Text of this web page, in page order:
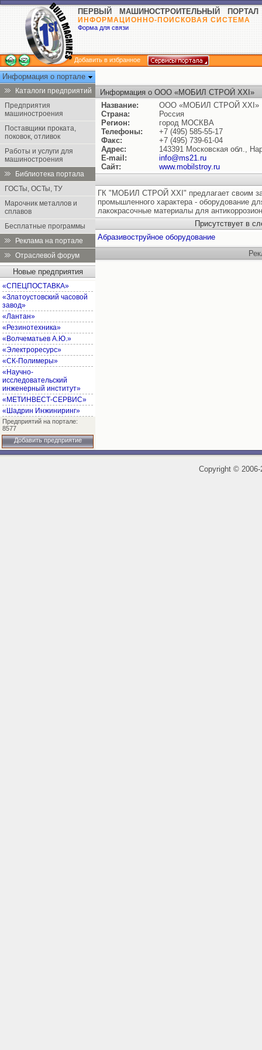
ПЕРВЫЙ МАШИНОСТРОИТЕЛЬНЫЙ ПОРТАЛ
ИНФОРМАЦИОННО-ПОИСКОВАЯ СИСТЕМА
Форма для связи
Добавить в избранное
Информация о портале
Каталоги предприятий
Предприятия
машиностроения
Поставщики проката,
поковок, отливок
Работы и услуги для
машиностроения
Библиотека портала
ГОСТы, ОСТы, ТУ
Марочник металлов и
сплавов
Бесплатные программы
Реклама на портале
Отраслевой форум
Новые предприятия
«СПЕЦПОСТАВКА»
«Златоустовский часовой
завод»
«Лантан»
«Резинотехника»
«Волчематьев А.Ю.»
«Электроресурс»
«СК-Полимеры»
«Научно-
исследовательский
инженерный институт»
«МЕТИНВЕСТ-СЕРВИС»
«Шадрин Инжиниринг»
Предприятий на портале:
8577
Добавить предприятие
Информация о ООО «МОБИЛ СТРОЙ XXI»
Название:
ООО «МОБИЛ СТРОЙ XXI»
Страна:
Россия
Регион:
город МОСКВА
Телефоны:
+7 (495) 585-55-17
Факс:
+7 (495) 739-61-04
Адрес:
143391 Московская обл.,
E-mail:
info@ms21.ru
Сайт:
www.mobilstroy.ru
ГК "МОБИЛ СТРОЙ XXI" предлагает своим
промышленного характера - оборудование
лакокрасочные материалы для
Присутствует в
Абразивоструйное оборудование
Copyright ©